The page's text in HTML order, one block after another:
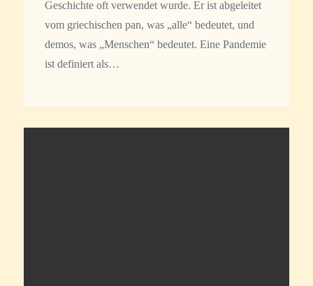
Geschichte oft verwendet wurde. Er ist abgeleitet
vom griechischen pan, was „alle“ bedeutet, und
demos, was „Menschen“ bedeutet. Eine Pandemie
ist definiert als…